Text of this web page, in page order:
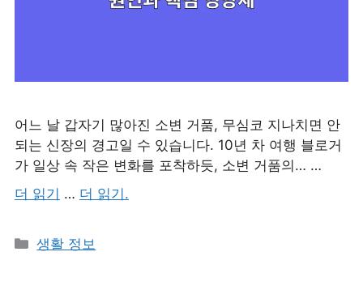
어느 날 갑자기 많아진 소변 거품, 무심코 지나치면 안
되는 신장의 경고일 수 있습니다. 10년 차 여행 블로거
가 일상 속 작은 변화를 포착하듯, 소변 거품의… …
더 읽기 … 더 읽기.
카
생활 정보